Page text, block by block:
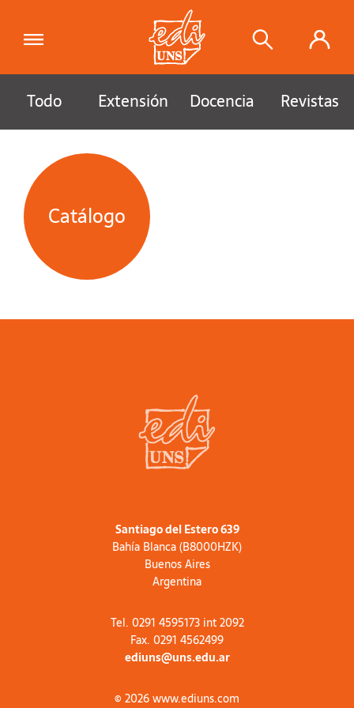
Todo Extensión Docencia Revistas
Catálogo
Santiago del Estero 639
Bahía Blanca (B8000HZK)
Buenos Aires
Argentina
Tel. 0291 4595173 int 2092
Fax. 0291 4562499
ediuns@uns.edu.ar
© 2026 www.ediuns.com